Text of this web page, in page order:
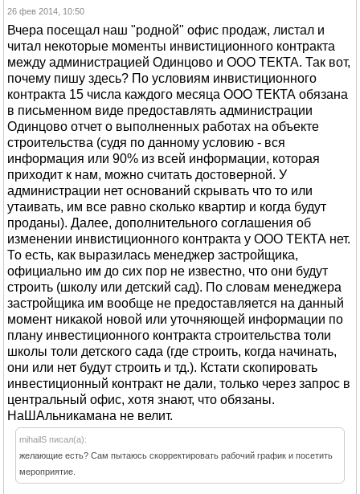
26 фев 2014, 10:50
Вчера посещал наш "родной" офис продаж, листал и
читал некоторые моменты инвистиционного контракта
между администрацией Одинцово и ООО ТЕКТА. Так вот,
почему пишу здесь? По условиям инвистиционного
контракта 15 числа каждого месяца ООО ТЕКТА обязана
в письменном виде предоставлять администрации
Одинцово отчет о выполненных работах на объекте
строительства (судя по данному условию - вся
информация или 90% из всей информации, которая
приходит к нам, можно считать достоверной. У
администрации нет оснований скрывать что то или
утаивать, им все равно сколько квартир и когда будут
проданы). Далее, дополнительного соглашения об
изменении инвистиционного контракта у ООО ТЕКТА нет.
То есть, как выразилась менеджер застройщика,
официально им до сих пор не известно, что они будут
строить (школу или детский сад). По словам менеджера
застройщика им вообще не предоставляется на данный
момент никакой новой или уточняющей информации по
плану инвестиционного контракта строительства толи
школы толи детского сада (где строить, когда начинать,
они или нет будут строить и тд.). Кстати скопировать
инвестиционный контракт не дали, только через запрос в
центральный офис, хотя знают, что обязаны.
НаШАльникамана не велит.
mihailS писал(а):
желающие есть? Сам пытаюсь скорректировать рабочий график и посетить
мероприятие.